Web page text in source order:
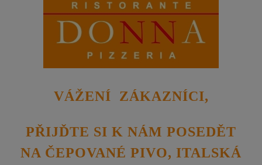
VÁŽENÍ ZÁKAZNÍCI,
PŘIJĎTE SI K NÁM POSEDĚT
NA ČEPOVANÉ PIVO, ITALSKÁ